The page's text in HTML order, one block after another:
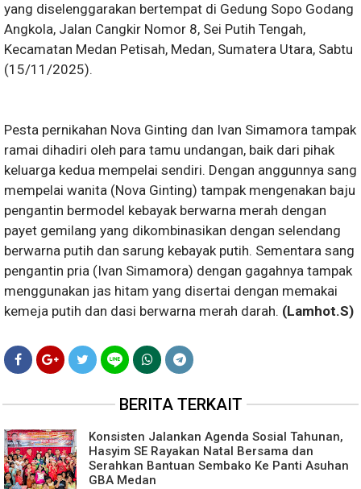
yang diselenggarakan bertempat di Gedung Sopo Godang
Angkola, Jalan Cangkir Nomor 8, Sei Putih Tengah,
Kecamatan Medan Petisah, Medan, Sumatera Utara, Sabtu
(15/11/2025).
Pesta pernikahan Nova Ginting dan Ivan Simamora tampak
ramai dihadiri oleh para tamu undangan, baik dari pihak
keluarga kedua mempelai sendiri. Dengan anggunnya sang
mempelai wanita (Nova Ginting) tampak mengenakan baju
pengantin bermodel kebayak berwarna merah dengan
payet gemilang yang dikombinasikan dengan selendang
berwarna putih dan sarung kebayak putih. Sementara sang
pengantin pria (Ivan Simamora) dengan gagahnya tampak
menggunakan jas hitam yang disertai dengan memakai
kemeja putih dan dasi berwarna merah darah. (Lamhot.S)
BERITA TERKAIT
Konsisten Jalankan Agenda Sosial Tahunan,
Hasyim SE Rayakan Natal Bersama dan
Serahkan Bantuan Sembako Ke Panti Asuhan
GBA Medan